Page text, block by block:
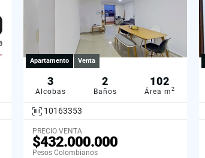
Apartamento Venta
3
Alcobas
2
Baños
102
Área m 2
10163353
PRECIO VENTA
$432.000.000
Pesos Colombianos